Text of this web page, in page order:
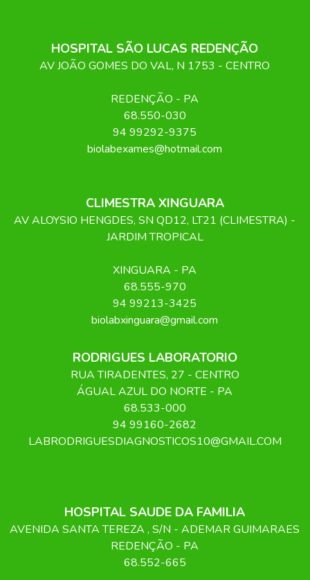
HOSPITAL SÃO LUCAS REDENÇÃO
AV JOÃO GOMES DO VAL, N 1753 - CENTRO
REDENÇÃO - PA
68.550-030
94 99292-9375
biolabexames@hotmail.com
CLIMESTRA XINGUARA
AV ALOYSIO HENGDES, SN QD12, LT21 (CLIMESTRA) -
JARDIM TROPICAL
XINGUARA - PA
68.555-970
94 99213-3425
biolabxinguara@gmail.com
RODRIGUES LABORATORIO
RUA TIRADENTES, 27 - CENTRO
ÁGUAL AZUL DO NORTE - PA
68.533-000
94 99160-2682
LABRODRIGUESDIAGNOSTICOS10@GMAIL.COM
HOSPITAL SAUDE DA FAMILIA
AVENIDA SANTA TEREZA, S/N - ADEMAR GUIMARAES
REDENÇÃO - PA
68.552-665